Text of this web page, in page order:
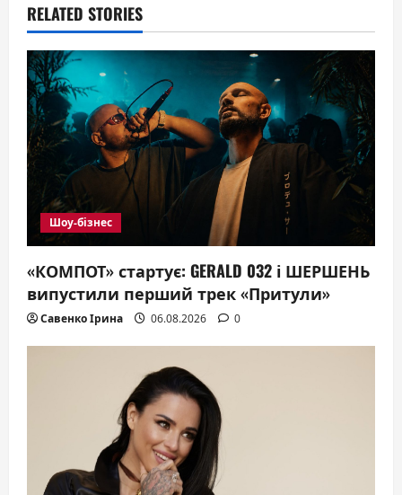
i
g
a
t
i
n
RELATED STORIES
Шоу-бізнес
«КОМПОТ» стартує: GERALD 032 і ШЕРШЕНЬ
випустили перший трек «Притули»
Савенко Ірина 06.08.2026 0